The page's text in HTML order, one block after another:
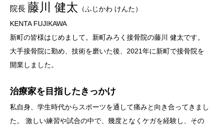
院長 藤川 健太 （ふじかわ けんた）
KENTA FUJIKAWA
新町の皆様はじめまして。新町みろく接骨院の藤川 健太です。
大手接骨院に勤め、技術を磨いた後、2021年に新町で接骨院を
開業しました。
治療家を目指したきっかけ
私自身、学生時代からスポーツを通して痛みと向き合ってきまし
た。 激しい練習や試合の中で、幾度となくケガを経験し、その